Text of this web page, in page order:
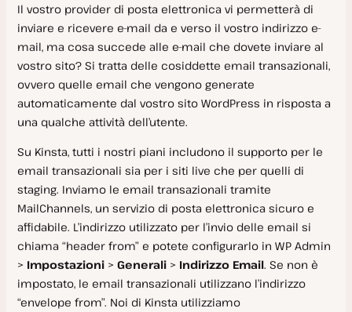
Bunny
Cloudflare
Altri fornitori di CDN
Creare un sito
Posta in arrivo
Versioni PHP
Accesso da un altro dispositivo
WP-CLI
Gestione del database
Database manager
Strumenti per database esterni
Risoluzione dei problemi
Problemi con Docker
Supporto Xdebug
Log e debug
Problemi di Windows
Riferimenti
Disinstallare DevKinsta
Integrazione di Kinsta
Riferimenti API di Kinsta
Fatturazione
Domande Frequenti
Il vostro provider di posta elettronica vi permetterà di
inviare e ricevere e-mail da e verso il vostro indirizzo e-
mail, ma cosa succede alle e-mail che dovete inviare al
vostro sito? Si tratta delle cosiddette email transazionali,
ovvero quelle email che vengono generate
automaticamente dal vostro sito WordPress in risposta a
una qualche attività dell’utente.
Su Kinsta, tutti i nostri piani includono il supporto per le
email transazionali sia per i siti live che per quelli di
staging. Inviamo le email transazionali tramite
MailChannels, un servizio di posta elettronica sicuro e
affidabile. L’indirizzo utilizzato per l’invio delle email si
chiama “header from” e potete configurarlo in WP Admin
> Impostazioni > Generali > Indirizzo Email. Se non è
impostato, le email transazionali utilizzano l’indirizzo
“envelope from”. Noi di Kinsta utilizziamo